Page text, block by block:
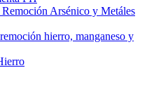
Arsénico y Metáles
hierro, manganeso y